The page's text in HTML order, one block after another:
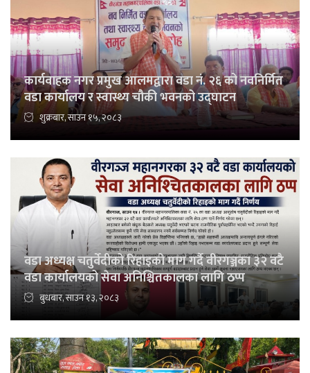
कार्यवाहक नगर प्रमुख आलमद्वारा वडा नं. २६ को नवनिर्मित
वडा कार्यालय र स्वास्थ्य चौकी भवनको उद्घाटन
शुक्रबार, साउन १५, २०८३
वडा अध्यक्ष चतुर्वेदीको रिहाइको माग गर्दै वीरगञ्जका ३२ वटै
वडा कार्यालयको सेवा अनिश्चितकालका लागि ठप्प
बुधबार, साउन १३, २०८३